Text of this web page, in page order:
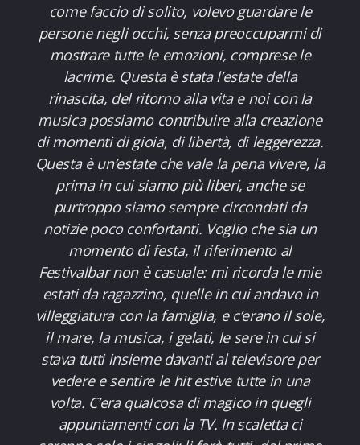
come faccio di solito, volevo guardare le
persone negli occhi, senza preoccuparmi di
mostrare tutte le emozioni, comprese le
lacrime. Questa è stata l’estate della
rinascita, del ritorno alla vita e noi con la
musica possiamo contribuire alla creazione
di momenti di gioia, di libertà, di leggerezza.
Questa è un’estate che vale la pena vivere, la
prima in cui siamo più liberi, anche se
purtroppo siamo sempre circondati da
notizie poco confortanti. Voglio che sia un
momento di festa, il riferimento al
Festivalbar non è casuale: mi ricorda le mie
estati da ragazzino, quelle in cui andavo in
villeggiatura con la famiglia, e c’erano il sole,
il mare, la musica, i gelati, le sere in cui si
stava tutti insieme davanti al televisore per
vedere e sentire le hit estive tutte in una
volta. C’era qualcosa di magico in quegli
appuntamenti con la TV. In scaletta ci